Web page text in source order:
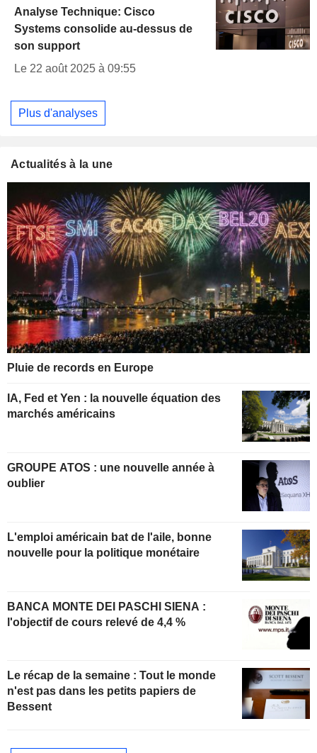
Analyse Technique: Cisco
Systems consolide au-dessus de
son support
Le 22 août 2025 à 09:55
Plus d'analyses
Actualités à la une
Pluie de records en Europe
IA, Fed et Yen : la nouvelle équation des
marchés américains
GROUPE ATOS : une nouvelle année à
oublier
L'emploi américain bat de l'aile, bonne
nouvelle pour la politique monétaire
BANCA MONTE DEI PASCHI SIENA :
l'objectif de cours relevé de 4,4 %
Le récap de la semaine : Tout le monde
n'est pas dans les petits papiers de
Bessent